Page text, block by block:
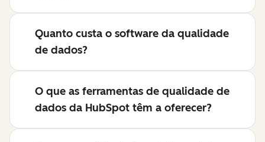
Quanto custa o software da qualidade
de dados?
O que as ferramentas de qualidade de
dados da HubSpot têm a oferecer?